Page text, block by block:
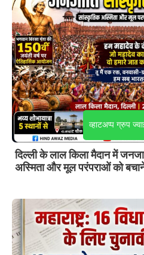
व्हाटअप्प ग्रुप
दिल्ली के लाल किला मैदान में
अस्मिता और मूल परंपराओं को